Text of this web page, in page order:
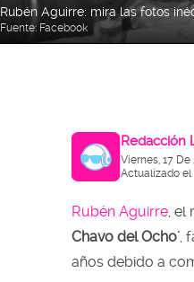
Rubén Aguirre: mira las fotos
Fuente: Facebook
Redacción
Viernes, 17 De
Actualizado el
Rubén Aguirre ,
Chavo del Ocho' ,
años debido a